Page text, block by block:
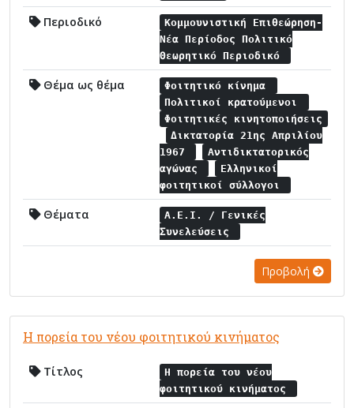
Περιοδικό
Κομμουνιστική Επιθεώρηση-
Νέα Περίοδος Πολιτικό
Θεωρητικό Περιοδικό
Θέμα ως θέμα
Φοιτητικό κίνημα
Πολιτικοί κρατούμενοι
Φοιτητικές κινητοποιήσεις
Δικτατορία 21ης Απριλίου
1967
Αντιδικτατορικός
αγώνας
Ελληνικοί
φοιτητικοί σύλλογοι
Θέματα
Α.Ε.Ι. / Γενικές
Συνελεύσεις
Προβολή
Η πορεία του νέου φοιτητικού κινήματος
Τίτλος
Η πορεία του νέου
φοιτητικού κινήματος